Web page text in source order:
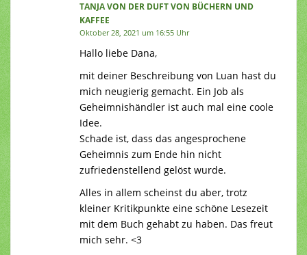
TANJA VON DER DUFT VON BÜCHERN UND
KAFFEE
Oktober 28, 2021 um 16:55 Uhr
Hallo liebe Dana,
mit deiner Beschreibung von Luan hast du
mich neugierig gemacht. Ein Job als
Geheimnishändler ist auch mal eine coole
Idee.
Schade ist, dass das angesprochene
Geheimnis zum Ende hin nicht
zufriedenstellend gelöst wurde.
Alles in allem scheinst du aber, trotz
kleiner Kritikpunkte eine schöne Lesezeit
mit dem Buch gehabt zu haben. Das freut
mich sehr. <3